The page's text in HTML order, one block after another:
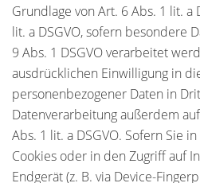
Grundlage von Art. 6 Abs. 1 lit. a
lit. a DSGVO, sofern besondere
9 Abs. 1 DSGVO verarbeitet
ausdrücklichen Einwilligung in
personenbezogener Daten in
Datenverarbeitung außerdem
Abs. 1 lit. a DSGVO. Sofern Sie
Cookies oder in den Zugriff auf
Endgerät (z. B. via Device-